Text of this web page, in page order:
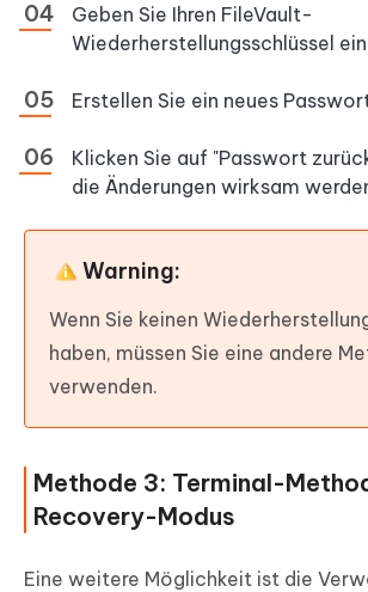
Geben Sie Ihren FileVault-
Wiederherstellungsschlüssel ein
Erstellen Sie ein neues
Klicken Sie auf "Passwort
die Änderungen wirksam
Warning:
Wenn Sie keinen
haben, müssen Sie eine andere
verwenden.
Methode 3: Terminal-
Recovery-Modus
Eine weitere Möglichkeit ist die